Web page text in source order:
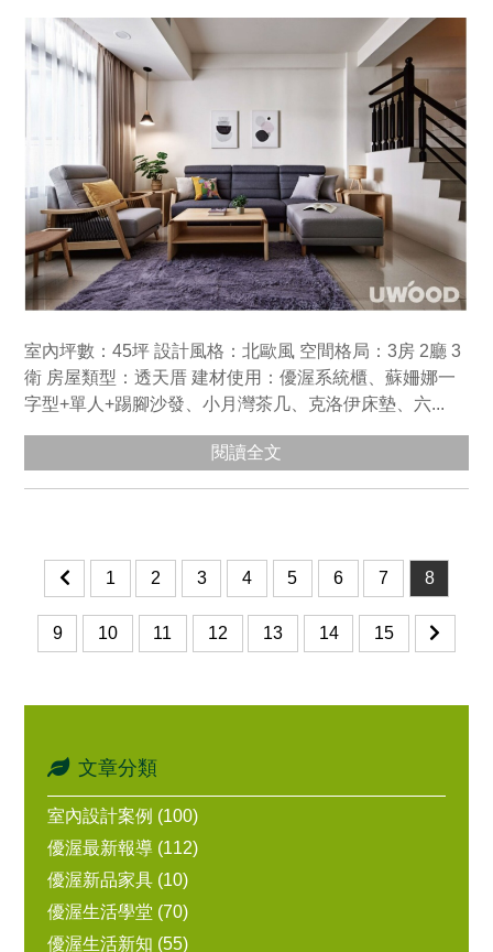
室內坪數：45坪 設計風格：北歐風 空間格局：3房 2廳 3
衛 房屋類型：透天厝 建材使用：優渥系統櫃、蘇姍娜一
字型+單人+踢腳沙發、小月灣茶几、克洛伊床墊、六...
閱讀全文
1 2 3 4 5 6 7 8
9 10 11 12 13 14 15
文章分類
室內設計案例 (100)
優渥最新報導 (112)
優渥新品家具 (10)
優渥生活學堂 (70)
優渥生活新知 (55)